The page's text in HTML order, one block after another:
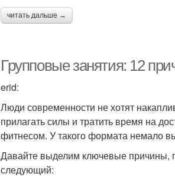
Занятия в спортзале
Групповая тренировка
Занятия в фитнес
читать дальше →
Групповые занятия: 12
erid:
Люди современности не хотят
прилагать силы и тратить время на
фитнесом. У такого формата немало
Давайте выделим ключевые причины,
следующий: